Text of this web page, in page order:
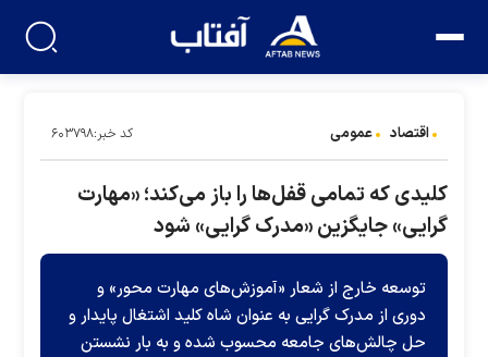
اقتصاد عمومی کد خبر:۶۰۳۷۹۸
کلیدی که تمامی قفل‌ها را باز می‌کند؛ «مهارت
گرایی» جایگزین «مدرک گرایی» شود
توسعه خارج از شعار «آموزش‌های مهارت محور» و
دوری از مدرک گرایی به عنوان شاه کلید اشتغال پایدار و
حل چالش‌های جامعه محسوب شده و به بار نشستن